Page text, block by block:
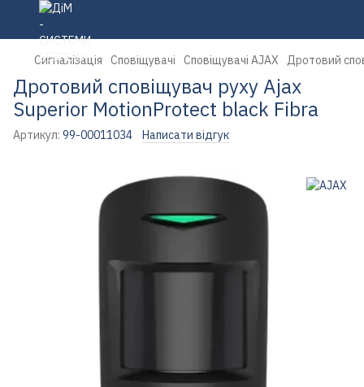
Сигналізація Сповіщувачі Сповіщувачі AJAX Дротовий
Дротовий сповіщувач руху Ajax
Superior MotionProtect black Fibra
Артикул: 99-00011034 Написати відгук